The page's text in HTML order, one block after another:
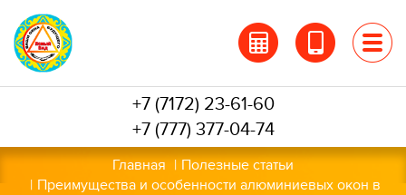
Перейти
основному
содержанию
+7 (7172) 23-61-60
+7 (777) 377-04-74
Главная
Полезные статьи
Преимущества и особенности алюминиевых окон в